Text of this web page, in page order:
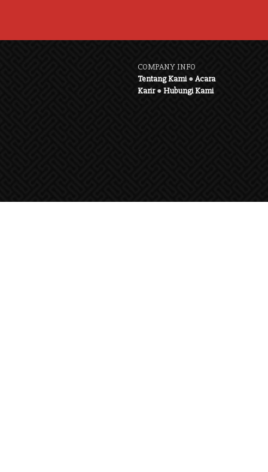
COMPANY INFO
Tentang Kami●Acara
Karir●Hubungi Kami